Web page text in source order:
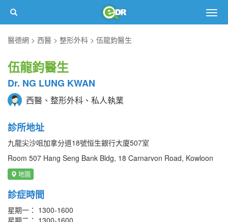
醫德網
西醫 整形外科 伍龍鈞醫生
伍龍鈞醫生
Dr. NG LUNG KWAN
西醫、整形外科、私人執業
診所地址
九龍尖沙咀加拿分道18號恒生銀行大廈507室
Room 507 Hang Seng Bank Bldg, 18 Carnarvon Road, Kowloon
地圖
診症時間
星期一： 1300-1600